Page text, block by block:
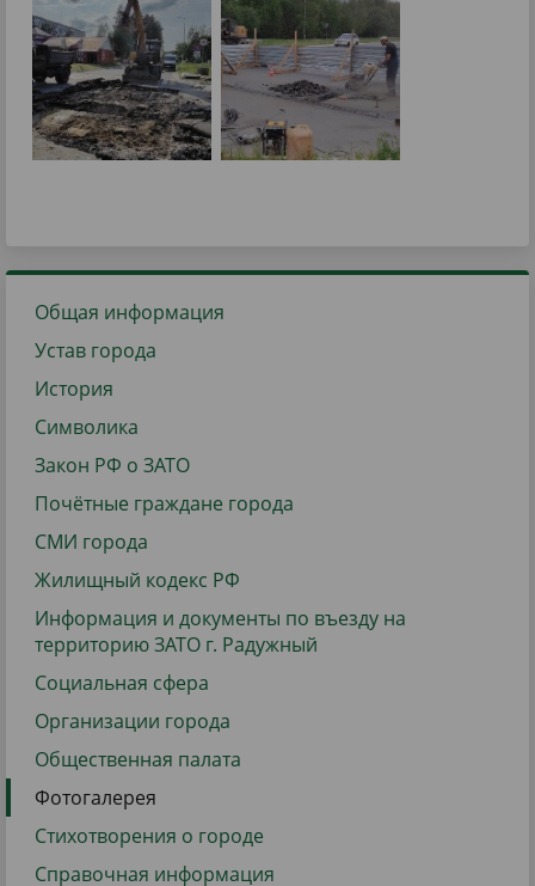
Общая информация
Устав города
История
Символика
Закон РФ о ЗАТО
Почётные граждане города
СМИ города
Жилищный кодекс РФ
Информация и документы по въезду на
территорию ЗАТО г. Радужный
Социальная сфера
Организации города
Общественная палата
Фотогалерея
Стихотворения о городе
Справочная информация